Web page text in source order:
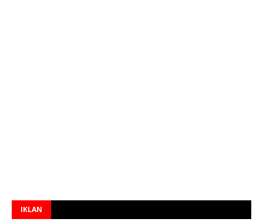
IKLAN